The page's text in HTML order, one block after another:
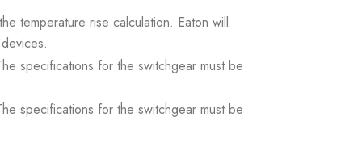
temperature rise calculation. Eaton will
specifications for the switchgear must be
specifications for the switchgear must be